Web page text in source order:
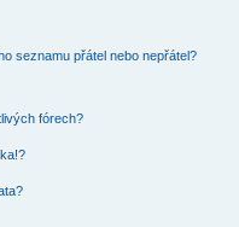
seznamu přátel nebo nepřátel?
fórech?